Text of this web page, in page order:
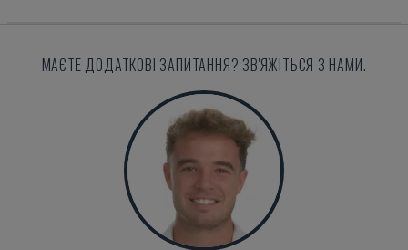
МАЄТЕ ДОДАТКОВІ ЗАПИТАННЯ? ЗВ'ЯЖІТЬСЯ З НАМИ.